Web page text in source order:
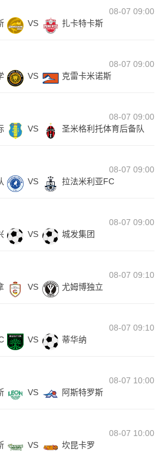
08-07 09:00
VS 扎卡特卡斯
08-07 09:00
VS 克雷卡米诺斯
08-07 09:00
VS 圣米格利托体育后备队
08-07 09:00
VS 拉法米利亚FC
08-07 09:00
VS 城发集团
08-07 09:10
VS 尤姆博独立
08-07 09:10
VS 蒂华纳
08-07 10:00
VS 阿斯特罗斯
08-07 10:00
VS 坎昆卡罗